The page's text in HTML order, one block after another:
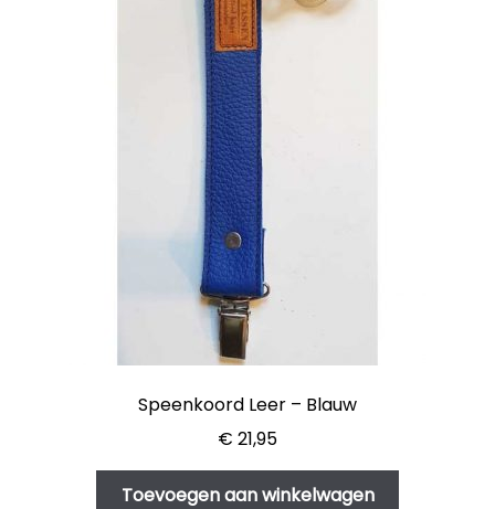
Speenkoord Leer – Blauw
€ 21,95
Toevoegen aan winkelwagen